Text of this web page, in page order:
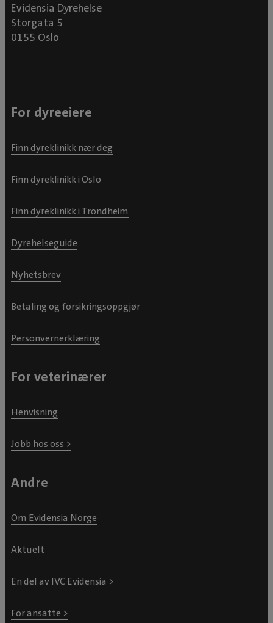
Evidensia Dyrehelse
Storgata 5
0155 Oslo
For dyreeiere
Finn dyreklinikk nær deg
Finn dyreklinikk i Oslo
Finn dyreklinikk i Trondheim
Dyrehelseguide
Nyhetsbrev
Betaling og forsikringsoppgjør
Personvernerklæring
For veterinærer
Henvisning
Jobb hos oss >
Andre
Om Evidensia Norge
Aktuelt
En del av IVC Evidensia >
For ansatte >